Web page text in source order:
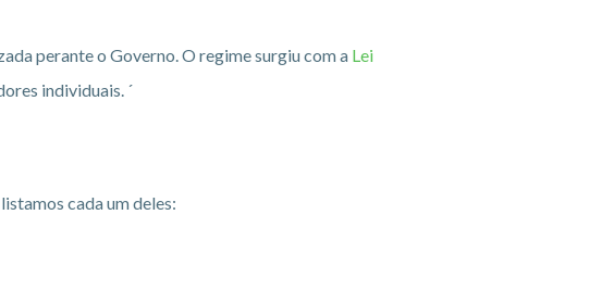
perante o Governo. O regime surgiu com a Lei
individuais. ´
cada um deles: